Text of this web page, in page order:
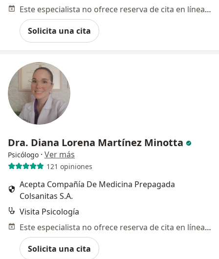
Este especialista no ofrece reserva de cita en línea en esta dirección.
Solicita una cita
Dra. Diana Lorena Martínez Minotta
Psicólogo · Ver más
121 opiniones
Acepta Compañía De Medicina Prepagada
Colsanitas S.A.
Visita Psicología
Este especialista no ofrece reserva de cita en línea en esta dirección.
Solicita una cita